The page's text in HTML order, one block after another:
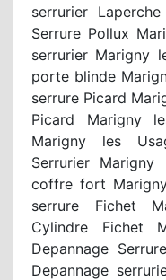
serrurier
Serrure Pollux
serrurier Marigny
porte blinde
serrure Picard
Picard Marigny
Marigny les
Serrurier Marigny
coffre fort
serrure Fichet
Cylindre Fichet
Depannage
Depannage